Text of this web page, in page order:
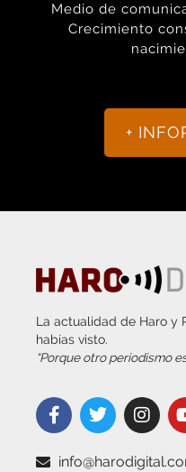
Medio de
Crecimiento
+
La actualidad de Haro y
habías visto.
“Porque otro periodismo